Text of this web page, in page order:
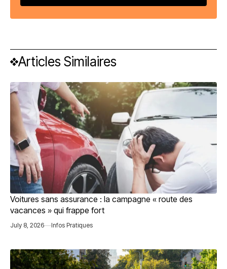
Articles Similaires
Voitures sans assurance : la campagne « route des
vacances » qui frappe fort
July 8, 2026 Infos Pratiques